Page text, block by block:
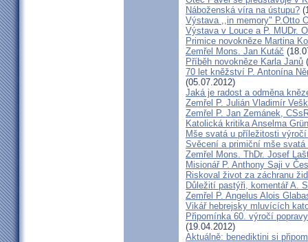
Náboženská víra na ústupu?
Výstava ,,in memory" P.Otto
Výstava v Louce a P. MUDr.
Primice novokněze Martina
Zemřel Mons. Jan Kutáč
Příběh novokněze Karla Janů
70 let kněžství P. Antonína
(05.07.2012)
Jaká je radost a odměna
Zemřel P. Julián Vladimír
Zemřel P. Jan Zemánek,
Katolická kritika Anselma
Mše svatá u příležitosti
Svěcení a primiční mše
Zemřel Mons. ThDr. Josef
Misionář P. Anthony Saji v
Riskoval život za záchranu
Důležití pastýři, komentář A.
Zemřel P. Angelus Alois
Vikář hebrejsky mluvících
Připomínka 60. výročí
(19.04.2012)
Aktuálně: benediktini si